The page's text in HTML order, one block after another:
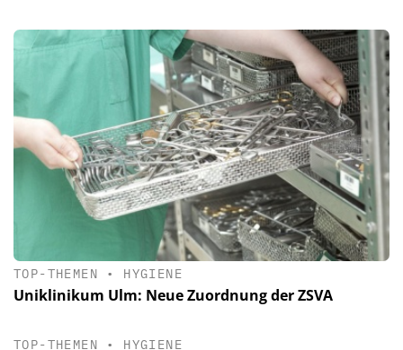
TOP-THEMEN • HYGIENE
Uniklinikum Ulm: Neue Zuordnung der ZSVA
TOP-THEMEN • HYGIENE